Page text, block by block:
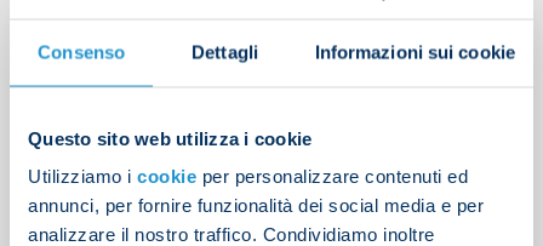
Consenso Dettagli Informazioni sui cookie
Questo sito web utilizza i cookie
Utilizziamo i cookie per personalizzare contenuti ed
annunci, per fornire funzionalità dei social media e per
analizzare il nostro traffico. Condividiamo inoltre